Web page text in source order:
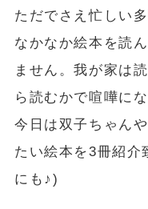
ただでさえ忙しい
なかなか絵本を読
ません。我が家は
ら読むかで喧嘩に
今日は双子ちゃん
たい絵本を3冊紹介
にも♪)